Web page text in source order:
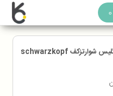
0
اسپری مو مگنیفیسنت استرنگت گلیس شوارتزکف schwarzkopf